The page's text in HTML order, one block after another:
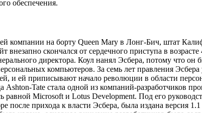
обеспечения.
компании на борту Queen Mary в Лонг-Бич, штат
скончался от сердечного приступа в
директора. Коул нанял Эсбера, потому что
компьютеров. За семь лет правления
и ей приписывают начало революции в области
Tate стала одной из компаний-разработчиков
равной Microsoft и Lotus Development. Под его
после прихода к власти Эсбера, была издана версия